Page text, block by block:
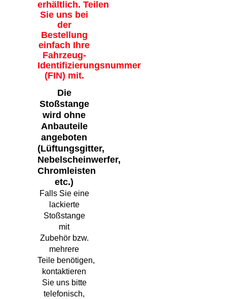
erhältlich. Teilen
Sie uns bei
der
Bestellung
einfach Ihre
Fahrzeug-
Identifizierungsnummer
(FIN) mit.
Die
Stoßstange
wird ohne
Anbauteile
angeboten
(Lüftungsgitter,
Nebelscheinwerfer,
Chromleisten
etc.)
Falls Sie eine
lackierte
Stoßstange
mit
Zubehör bzw.
mehrere
Teile benötigen,
kontaktieren
Sie uns bitte
telefonisch,